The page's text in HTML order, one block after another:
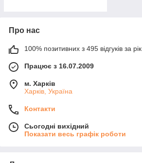
Про нас
100% позитивних з 495 відгуків за рік
Працює з 16.07.2009
м. Харків
Харків, Україна
Контакти
Сьогодні вихідний
Показати весь графік роботи